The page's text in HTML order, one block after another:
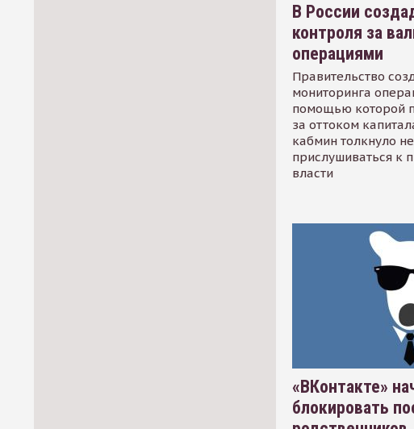
В России
контроля за
операциями
Правительство
мониторинга
помощью которой
за оттоком
кабмин толкнуло
прислушиваться к
власти
«ВКонтакте»
блокировать